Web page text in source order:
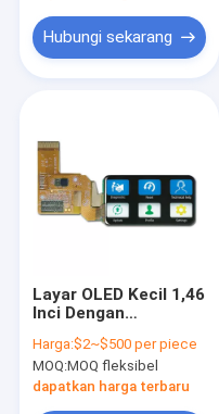
Video
Pertunjukan VR
Kontrol Kualitas
Hubungi sekarang
Layar OLED Kecil 1,46
Inci Dengan
Harga:$2~$500 per piece
MOQ:MOQ fleksibel
dapatkan harga terbaru